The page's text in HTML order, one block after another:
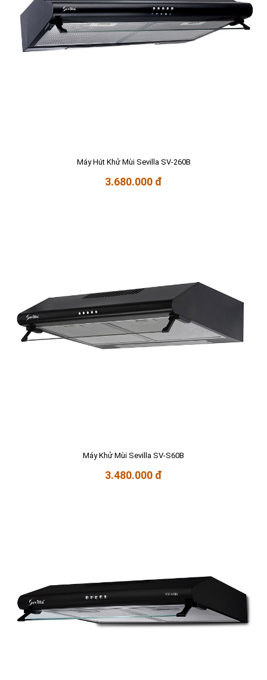
Máy Hút Khử Mùi Sevilla SV-260B
3.680.000 đ
Máy Khử Mùi Sevilla SV-S60B
3.480.000 đ